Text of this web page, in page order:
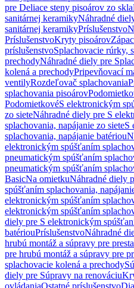
pre Deliace steny pisoárov zo skla
sanitárnej keramikyNáhradné
sanitárnej keramikyPríslušenstvo
PríslušenstvoKryty pisoárov
príslušenstvoSplachovacie rúrky,
prechodyNáhradné diely pre
kolená a prechodyPripevňovací
ventilyRozdeľovač splachovania
splachovania pisoárov
PodomietkovéS elektronickým
zo sieteNáhradné diely pre S
splachovania, napájanie zo sieteS
splachovania, napájanie batériou
elektronickým spúšťaním
pneumatickým spúšťaním
pneumatickým spúšťaním
BasicNa omietkuNáhradné diely
spúšťaním splachovania,
elektronickým spúšťaním
elektronickým spúšťaním
diely pre S elektronickým
batériouPríslušenstvoNáhradné
hrubú montáž a súpravy pre
pre hrubú montáž a súpravy pre
splachovacie kolená a prechody
diely pre Súpravy na renováciu
ovládaniaOstatné príslušenstvo